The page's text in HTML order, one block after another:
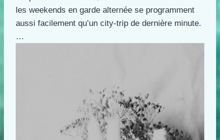
les weekends en garde alternée se programment
aussi facilement qu’un city-trip de dernière minute.
…